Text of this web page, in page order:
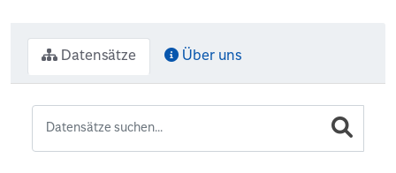
Datensätze Über uns